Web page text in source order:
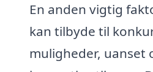
En anden vigtig
kan tilbyde til
muligheder, uanset